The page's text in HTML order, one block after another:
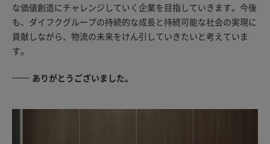
な価値創造にチャレンジしていく企業を目指していきます。今後
も、ダイフクグループの持続的な成長と持続可能な社会の実現に
貢献しながら、物流の未来をけん引していきたいと考えていま
す。
ありがとうございました。